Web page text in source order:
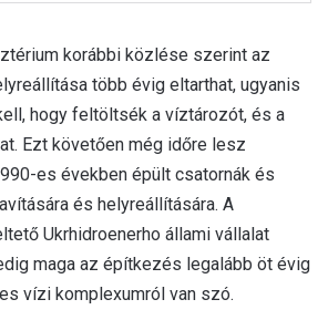
korábbi közlése szerint az
több évig eltarthat, ugyanis
hogy feltöltsék a víztározót, és a
Ezt követően még időre lesz
es években épült csatornák és
és helyreállítására. A
Ukrhidroenerho állami vállalat
maga az építkezés legalább öt évig
vízi komplexumról van szó.